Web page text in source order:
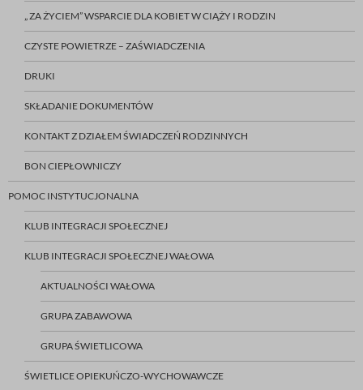
„ ZA ŻYCIEM” WSPARCIE DLA KOBIET W CIĄŻY I RODZIN
CZYSTE POWIETRZE – ZAŚWIADCZENIA
DRUKI
SKŁADANIE DOKUMENTÓW
KONTAKT Z DZIAŁEM ŚWIADCZEŃ RODZINNYCH
BON CIEPŁOWNICZY
POMOC INSTYTUCJONALNA
KLUB INTEGRACJI SPOŁECZNEJ
KLUB INTEGRACJI SPOŁECZNEJ WAŁOWA
AKTUALNOŚCI WAŁOWA
GRUPA ZABAWOWA
GRUPA ŚWIETLICOWA
ŚWIETLICE OPIEKUŃCZO-WYCHOWAWCZE